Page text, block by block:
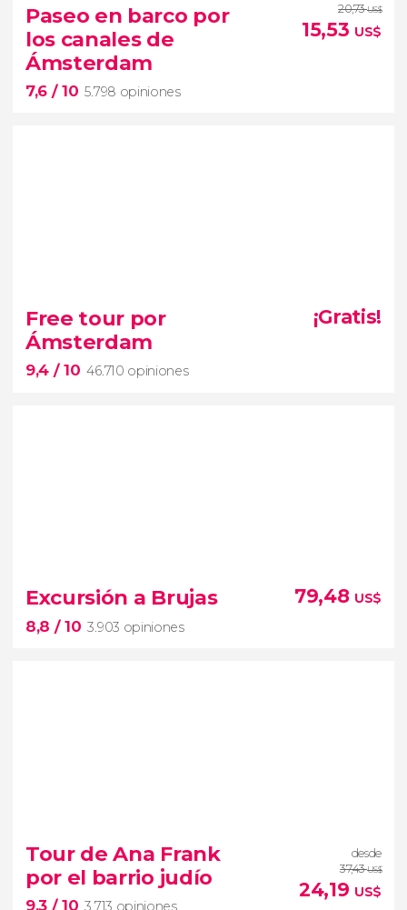
excursión a los pueblos de Ámsterdam
Holanda más rural
Zaanse Schans
Volendam y Marken
Paseo en barco por
los canales de
Ámsterdam
7,6 / 10 5.798 opiniones
20,73US$
15,53 US$
5.798 opiniones
la capital holandesa desde otro punto de vista
Free tour por
Ámsterdam
9,4 / 10 46.710 opiniones
¡Gratis!
46.710 opiniones
free tour por Ámsterdam
comenzar a conocer a pie la capital de los Países
Excursión a Brujas
8,8 / 10 3.903 opiniones
79,48 US$
excursión a Brujas
Venecia del Norte
Tour de Ana Frank
por el barrio judío
9,3 / 10 3.713 opiniones
desde
37,43US$
24,19 US$